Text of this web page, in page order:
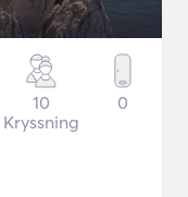
10
Kryssning
0